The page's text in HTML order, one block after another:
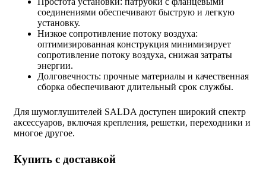
соединениями обеспечивают быструю и легкую
установку.
Низкое сопротивление потоку воздуха:
оптимизированная конструкция минимизирует
сопротивление потоку воздуха, снижая затраты
энергии.
Долговечность: прочные материалы и качественная
сборка обеспечивают длительный срок службы.
Для шумоглушителей SALDA доступен широкий спектр
аксессуаров, включая крепления, решетки, переходники и
многое другое.
Купить с доставкой